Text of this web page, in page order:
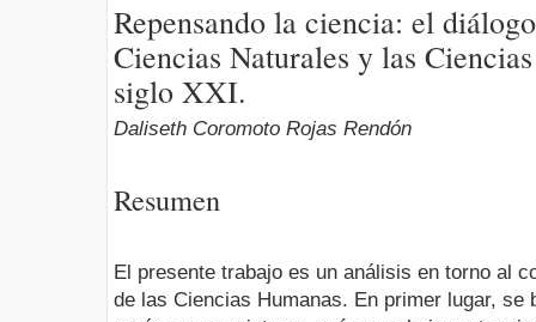
Repensando la ciencia: el
Ciencias Naturales y las
siglo XXI.
Daliseth Coromoto Rojas Rendón
Resumen
El presente trabajo es un análisis en torno al
de las Ciencias Humanas. En primer lugar,